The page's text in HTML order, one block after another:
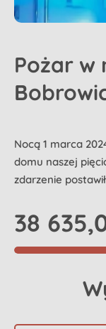
Pożar w
Nocą 1 marca
domu naszej
zdarzenie
38